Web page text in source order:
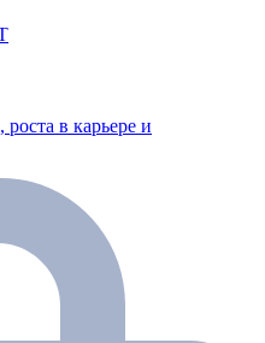
в карьере и